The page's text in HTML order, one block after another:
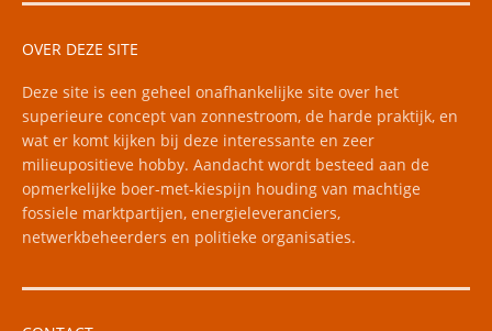
OVER DEZE SITE
Deze site is een geheel onafhankelijke site over het
superieure concept van zonnestroom, de harde praktijk, en
wat er komt kijken bij deze interessante en zeer
milieupositieve hobby. Aandacht wordt besteed aan de
opmerkelijke boer-met-kiespijn houding van machtige
fossiele marktpartijen, energieleveranciers,
netwerkbeheerders en politieke organisaties.